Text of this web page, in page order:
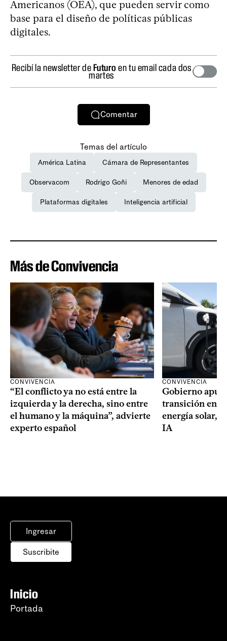
Americanos (OEA), que pueden servir como
base para el diseño de políticas públicas
digitales.
Recibí la newsletter deFuturo en tu email cada dos
martes
Comentar
Temas del artículo
América Latina Cámara de Representantes
Observacom Rodrigo Goñi Menores de edad
Plataformas digitales Inteligencia artificial
Más de Convivencia
CONVIVENCIA
“El conflicto ya no está entre la
izquierda y la derecha, sino entre
el humano y la máquina”, advierte
experto español
CONVIVENCIA
Gobierno
transición
energía solar,
IA
Ingresar
Suscribite
Inicio
Portada